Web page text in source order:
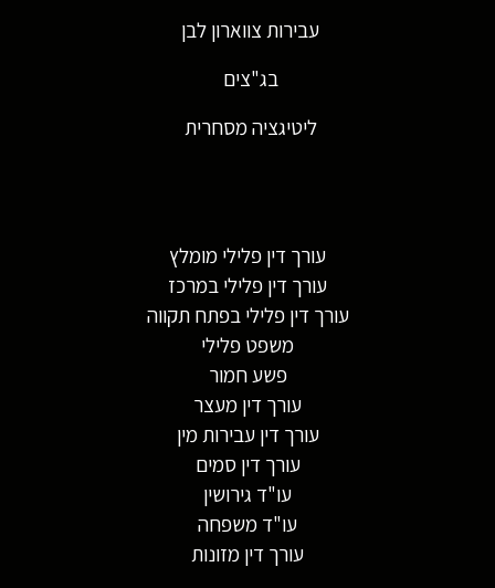
עבירות צווארון לבן
בג"צים
ליטיגציה מסחרית
עורך דין פלילי מומלץ
עורך דין פלילי במרכז
עורך דין פלילי בפתח תקווה
משפט פלילי
פשע חמור
עורך דין מעצר
עורך דין עבירות מין
עורך דין סמים
עו"ד גירושין
עו"ד משפחה
עורך דין מזונות